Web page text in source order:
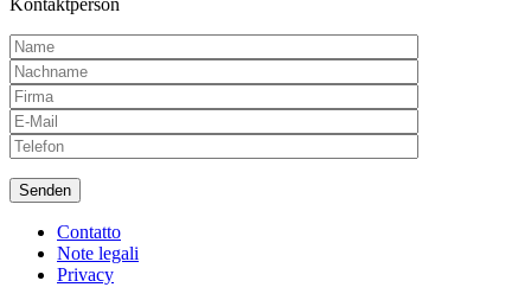
Kontaktperson
Contatto
Note legali
Privacy